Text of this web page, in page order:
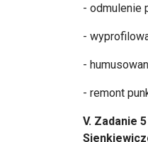
- odmulenie
-
-
- remont
V. Zadanie